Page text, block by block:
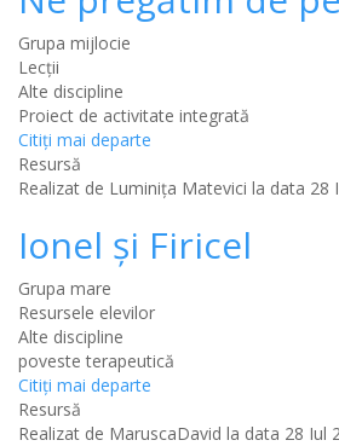
Grupa mijlocie
Lecții
Alte discipline
Proiect de activitate integrată
Citiţi mai departe
Resursă
Realizat de Luminița Matevici la data 28
Ionel și Firicel
Grupa mare
Resursele elevilor
Alte discipline
poveste terapeutică
Citiţi mai departe
Resursă
Realizat de MaruscaDavid la data 28 Iul